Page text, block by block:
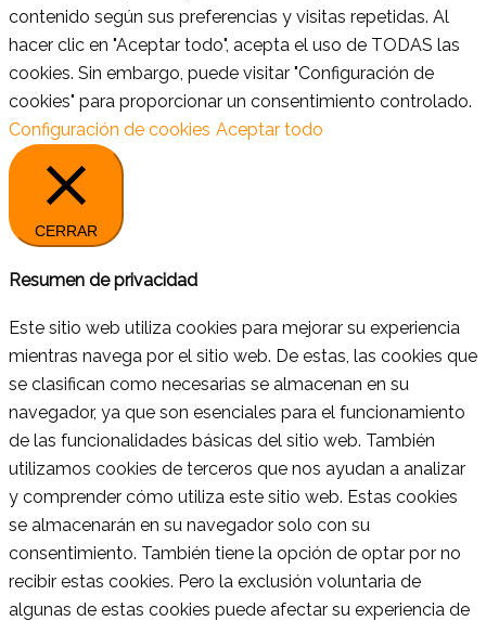
contenido según sus preferencias y visitas repetidas. Al
hacer clic en "Aceptar todo", acepta el uso de TODAS las
cookies. Sin embargo, puede visitar "Configuración de
cookies" para proporcionar un consentimiento controlado.
Configuración de cookies Aceptar todo
CERRAR
Resumen de privacidad
Este sitio web utiliza cookies para mejorar su experiencia
mientras navega por el sitio web. De estas, las cookies que
se clasifican como necesarias se almacenan en su
navegador, ya que son esenciales para el funcionamiento
de las funcionalidades básicas del sitio web. También
utilizamos cookies de terceros que nos ayudan a analizar
y comprender cómo utiliza este sitio web. Estas cookies
se almacenarán en su navegador solo con su
consentimiento. También tiene la opción de optar por no
recibir estas cookies. Pero la exclusión voluntaria de
algunas de estas cookies puede afectar su experiencia de